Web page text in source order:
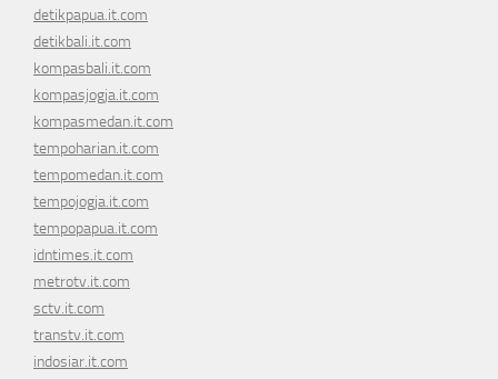
detikpapua.it.com
detikbali.it.com
kompasbali.it.com
kompasjogja.it.com
kompasmedan.it.com
tempoharian.it.com
tempomedan.it.com
tempojogja.it.com
tempopapua.it.com
idntimes.it.com
metrotv.it.com
sctv.it.com
transtv.it.com
indosiar.it.com